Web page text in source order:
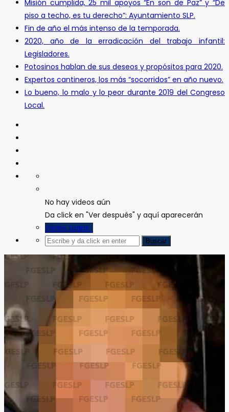
Misión cumplida, 25 mil apoyos “En son de Paz” y “De
piso a techo, es tu derecho”: Ayuntamiento SLP.
Fin de año el más intenso de la temporada.
2020, año de la erradicación del trabajo infantil:
Legisladores.
Potosinos hablan de sus deseos y propósitos para 2020.
Expertos cantineros, los más “socorridos” en año nuevo.
Lo bueno, lo malo y lo peor durante 2019 del Congreso
Local.
No hay videos aún
Da click en "Ver después" y aquí aparecerán
Verlos todos